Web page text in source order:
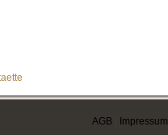
AGB Impressum